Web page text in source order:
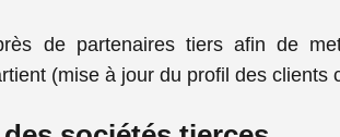
de partenaires tiers afin de
(mise à jour du profil des clients